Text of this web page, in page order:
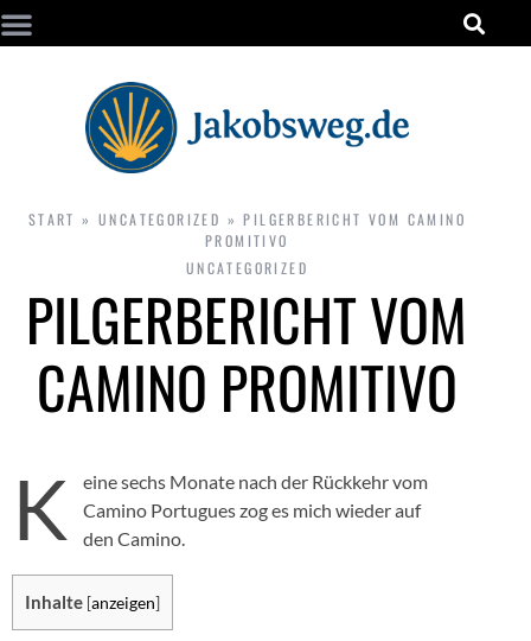
START » UNCATEGORIZED »PILGERBERICHT VOM CAMINO
PROMITIVO
UNCATEGORIZED
PILGERBERICHT VOM
CAMINO PROMITIVO
K
eine sechs Monate nach der Rückkehr vom
Camino Portugues zog es mich wieder auf
den Camino.
Inhalte [anzeigen]